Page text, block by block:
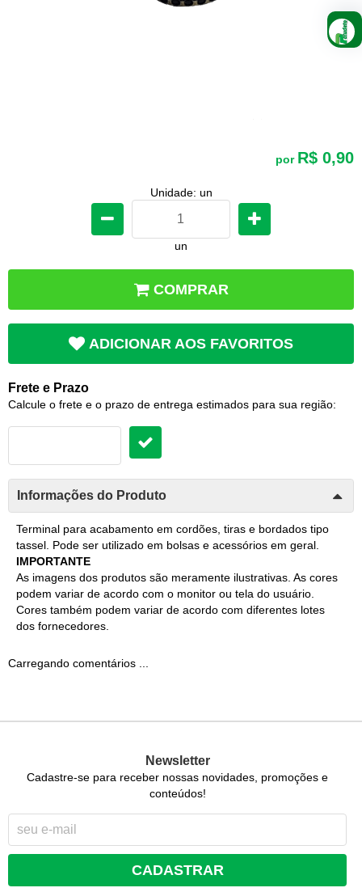
por R$ 0,90
Unidade: un
un
COMPRAR
ADICIONAR AOS FAVORITOS
Frete e Prazo
Calcule o frete e o prazo de entrega estimados para sua região:
Informações do Produto
Terminal para acabamento em cordões, tiras e bordados tipo
tassel. Pode ser utilizado em bolsas e acessórios em geral.
IMPORTANTE
As imagens dos produtos são meramente ilustrativas. As cores
podem variar de acordo com o monitor ou tela do usuário.
Cores também podem variar de acordo com diferentes lotes
dos fornecedores.
Carregando comentários ...
Newsletter
Cadastre-se para receber nossas novidades, promoções e
conteúdos!
CADASTRAR